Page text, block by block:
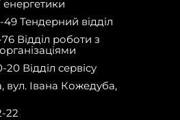
49 Тендерний відділ
Відділ роботи з
Відділ сервісу
вул. Івана Кожедуба,
22